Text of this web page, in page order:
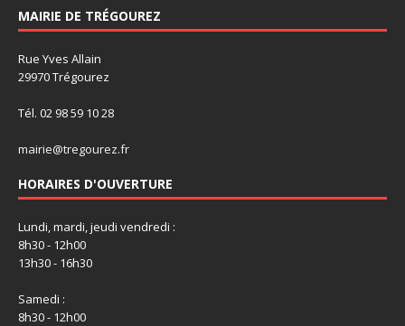
MAIRIE DE TRÉGOUREZ
Rue Yves Allain
29970 Trégourez
Tél. 02 98 59 10 28
mairie@tregourez.fr
HORAIRES D'OUVERTURE
Lundi, mardi, jeudi vendredi :
8h30 - 12h00
13h30 - 16h30
Samedi :
8h30 - 12h00